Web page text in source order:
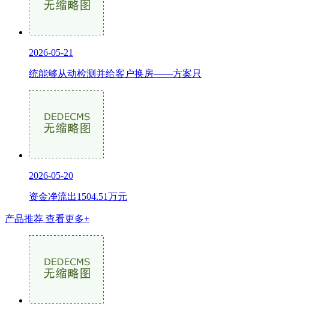
2026-05-21
统能够从动检测并给客户换房——方案只
2026-05-20
资金净流出1504.51万元
产品推荐 查看更多+